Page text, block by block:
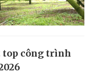
top công trình